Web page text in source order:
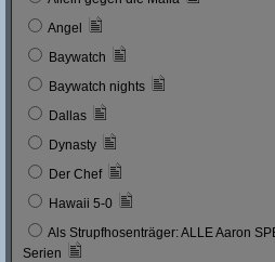
Angel
Baywatch
Baywatch nights
Dallas
Dynasty
Der Chef
Hawaii 5-0
Als Strupfhosenträger: ALLE Aaron
Serien